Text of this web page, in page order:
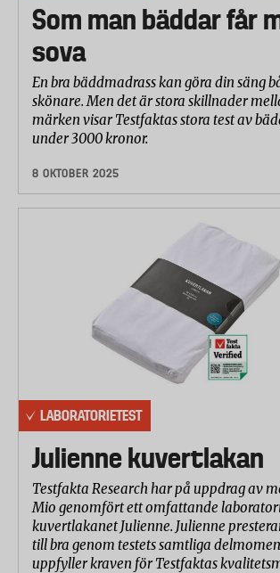
Som man bäddar får
sova
En bra bäddmadrass kan göra din säng
skönare. Men det är stora skillnader
märken visar Testfaktas stora test av
under 3000 kronor.
8 OKTOBER 2025
LABORATORIETEST
Julienne kuvertlakan
Testfakta Research har på uppdrag av
Mio genomfört ett omfattande
kuvertlakanet Julienne. Julienne
till bra genom testets samtliga
uppfyller kraven för Testfaktas